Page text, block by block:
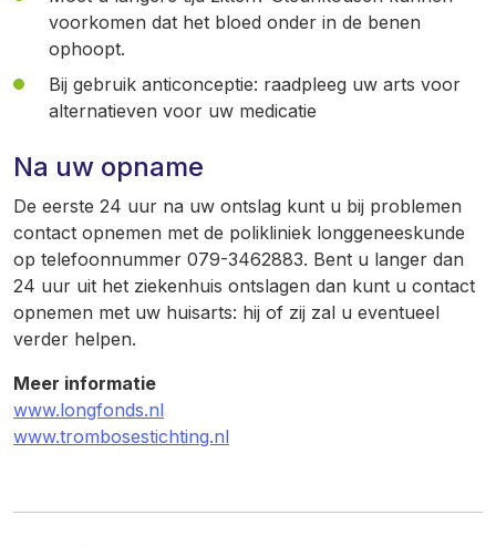
voorkomen dat het bloed onder in de benen
ophoopt.
Bij gebruik anticonceptie: raadpleeg uw arts voor
alternatieven voor uw medicatie
Na uw opname
De eerste 24 uur na uw ontslag kunt u bij problemen
contact opnemen met de polikliniek longgeneeskunde
op telefoonnummer 079-3462883. Bent u langer dan
24 uur uit het ziekenhuis ontslagen dan kunt u contact
opnemen met uw huisarts: hij of zij zal u eventueel
verder helpen.
Meer informatie
www.longfonds.nl
www.trombosestichting.nl